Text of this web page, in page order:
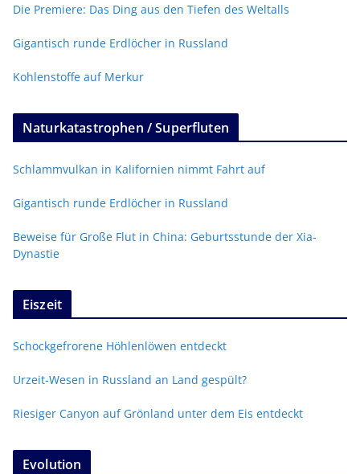
Die Premiere: Das Ding aus den Tiefen des Weltalls
Gigantisch runde Erdlöcher in Russland
Kohlenstoffe auf Merkur
Naturkatastrophen / Superfluten
Schlammvulkan in Kalifornien nimmt Fahrt auf
Gigantisch runde Erdlöcher in Russland
Beweise für Große Flut in China: Geburtsstunde der Xia-
Dynastie
Eiszeit
Schockgefrorene Höhlenlöwen entdeckt
Urzeit-Wesen in Russland an Land gespült?
Riesiger Canyon auf Grönland unter dem Eis entdeckt
Evolution